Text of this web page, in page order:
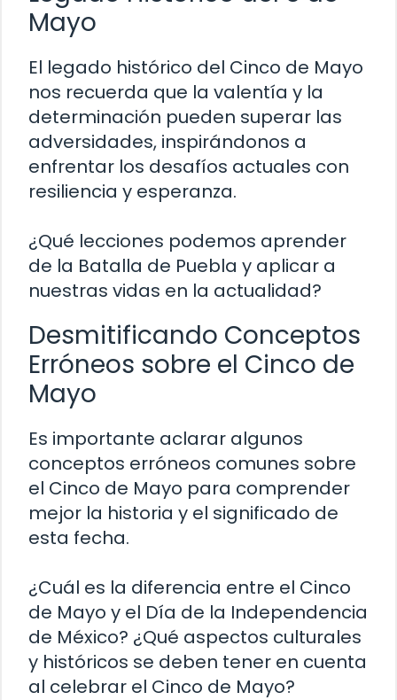
Mayo
El legado histórico del Cinco de Mayo
nos recuerda que la valentía y la
determinación pueden superar las
adversidades, inspirándonos a
enfrentar los desafíos actuales con
resiliencia y esperanza.
¿Qué lecciones podemos aprender
de la Batalla de Puebla y aplicar a
nuestras vidas en la actualidad?
Desmitificando Conceptos
Erróneos sobre el Cinco de
Mayo
Es importante aclarar algunos
conceptos erróneos comunes sobre
el Cinco de Mayo para comprender
mejor la historia y el significado de
esta fecha.
¿Cuál es la diferencia entre el Cinco
de Mayo y el Día de la Independencia
de México? ¿Qué aspectos culturales
y históricos se deben tener en cuenta
al celebrar el Cinco de Mayo?